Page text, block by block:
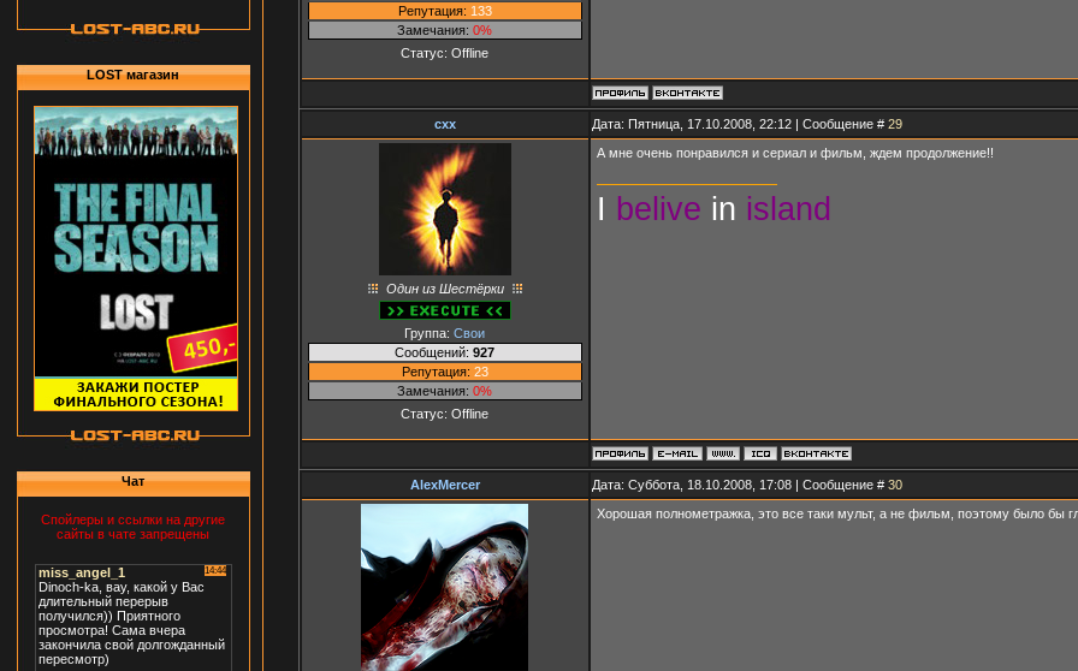
LOST магазин
Чат
Спойлеры и ссылки на другие
сайты в чате запрещены
Репутация: 133
Замечания: 0%
Статус: Offline
cxx Дата: Пятница, 17.10.2008, 22:12 | Сообщение # 29
Один из Шестёрки
Группа: Свои
Сообщений: 927
Репутация: 23
Замечания: 0%
Статус: Offline
А мне очень понравился и сериал и фильм, ждем продолжение!!
I belive in island
AlexMercer Дата: Суббота, 18.10.2008, 17:08 | Сообщение # 30
Хорошая полнометражка, это все таки мульт, а не фильм, поэтому было бы